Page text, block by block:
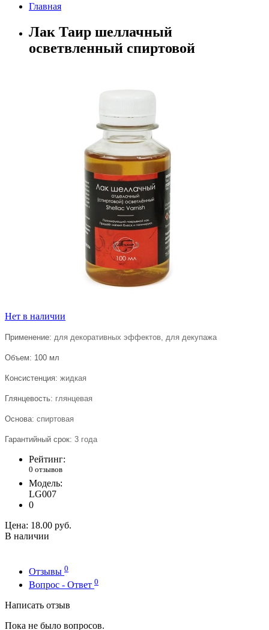
Главная
Лак Таир шеллачный
осветвленный спиртовой
Нет в наличии
Применение: для декоративных эффектов, для декупажа
Объем: 100 мл
Консистенция: жидкая
Глянцевость: глянцевая
Основа: спиртовая
Гарантийный срок: 3 года
Рейтинг:
0 отзывов
Модель:
LG007
0
Цена: 18.00 руб.
В наличии
Отзывы 0
Вопрос - Ответ 0
Написать отзыв
Пока не было вопросов.